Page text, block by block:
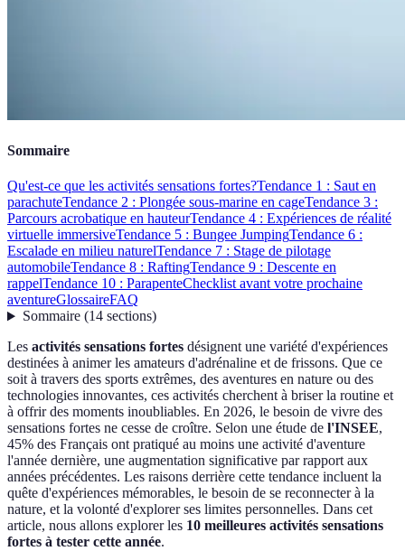
Sommaire
Qu'est-ce que les activités sensations fortes?Tendance 1 : Saut en
parachuteTendance 2 : Plongée sous-marine en cageTendance 3 :
Parcours acrobatique en hauteurTendance 4 : Expériences de réalité
virtuelle immersiveTendance 5 : Bungee JumpingTendance 6 :
Escalade en milieu naturelTendance 7 : Stage de pilotage
automobileTendance 8 : RaftingTendance 9 : Descente en
rappelTendance 10 : ParapenteChecklist avant votre prochaine
aventureGlossaireFAQ
Sommaire(14 sections)
Les activités sensations fortes désignent une variété d'expériences
destinées à animer les amateurs d'adrénaline et de frissons. Que ce
soit à travers des sports extrêmes, des aventures en nature ou des
technologies innovantes, ces activités cherchent à briser la routine et
à offrir des moments inoubliables. En 2026, le besoin de vivre des
sensations fortes ne cesse de croître. Selon une étude de l'INSEE,
45% des Français ont pratiqué au moins une activité d'aventure
l'année dernière, une augmentation significative par rapport aux
années précédentes. Les raisons derrière cette tendance incluent la
quête d'expériences mémorables, le besoin de se reconnecter à la
nature, et la volonté d'explorer ses limites personnelles. Dans cet
article, nous allons explorer les 10 meilleures activités sensations
fortes à tester cette année.